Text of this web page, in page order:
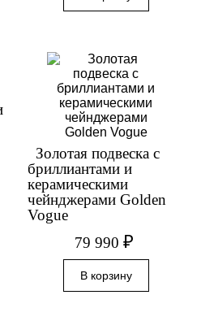
Золотая подвеска с
бриллиантами и
керамическими
чейнджерами Golden
Vogue
79 990 ₽